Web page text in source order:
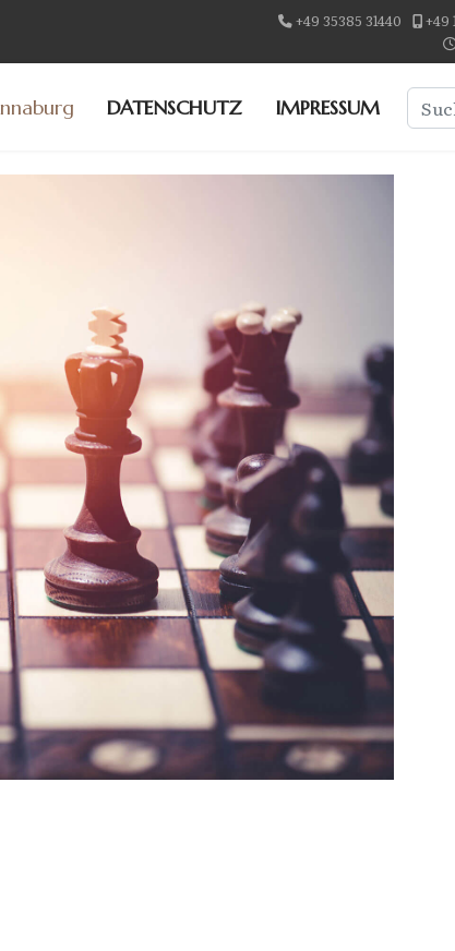
+49 35385 31440 +49
DATENSCHUTZ IMPRESSUM